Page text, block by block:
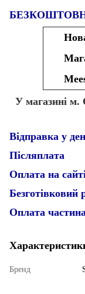
БЕЗКОШТОВНО
У магазині м.
Відправка у
Післяплата
Оплата на сайті
Безготівковий
Оплата
Бренд